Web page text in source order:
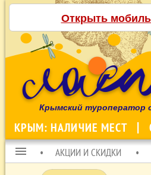
Открыть
Крымский туроператор
КРЫМ: НАЛИЧИЕ МЕСТ
menu АКЦИИ И СКИДКИ